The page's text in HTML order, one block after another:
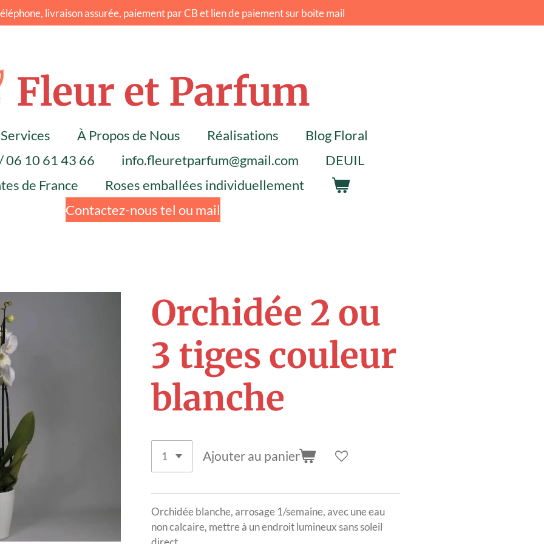
livraison assurée, paiement par CB et lien de paiement sur boite mail
Fleur et Parfum
À Propos de Nous Réalisations
Blog Floral
06 10 61 43 66
info.fleuretparfum@gmail.com
DEUIL
de France
Roses emballées individuellement
Contactez-nous tel ou mail
Orchidée 2 ou
3 tiges couleur
blanche
Ajouter au panier
Orchidée blanche, arrosage 1/semaine, avec une eau
non calcaire, mettre à un endroit lumineux sans soleil